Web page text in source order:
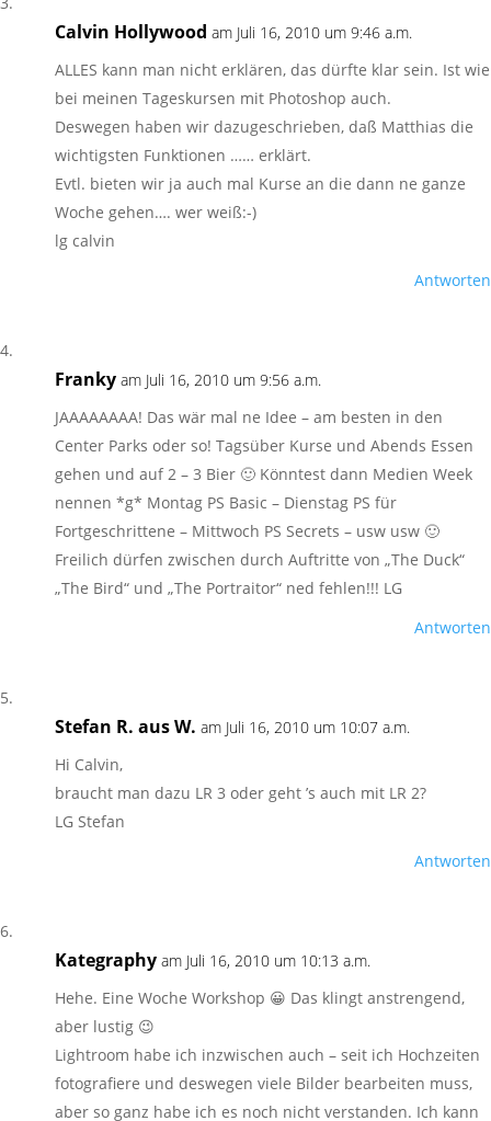
Calvin Hollywood am Juli 16, 2010 um 9:46 a.m.
ALLES kann man nicht erklären, das dürfte klar sein. Ist wie
bei meinen Tageskursen mit Photoshop auch.
Deswegen haben wir dazugeschrieben, daß Matthias die
wichtigsten Funktionen …… erklärt.
Evtl. bieten wir ja auch mal Kurse an die dann ne ganze
Woche gehen…. wer weiß:-)
lg calvin
Antworten
Franky am Juli 16, 2010 um 9:56 a.m.
JAAAAAAAA! Das wär mal ne Idee – am besten in den
Center Parks oder so! Tagsüber Kurse und Abends Essen
gehen und auf 2 – 3 Bier 🙂 Könntest dann Medien Week
nennen *g* Montag PS Basic – Dienstag PS für
Fortgeschrittene – Mittwoch PS Secrets – usw usw 🙂
Freilich dürfen zwischen durch Auftritte von „The Duck“
„The Bird“ und „The Portraitor“ ned fehlen!!! LG
Antworten
Stefan R. aus W. am Juli 16, 2010 um 10:07 a.m.
Hi Calvin,
braucht man dazu LR 3 oder geht ’s auch mit LR 2?
LG Stefan
Antworten
Kategraphy am Juli 16, 2010 um 10:13 a.m.
Hehe. Eine Woche Workshop 😀 Das klingt anstrengend,
aber lustig 😉
Lightroom habe ich inzwischen auch – seit ich Hochzeiten
fotografiere und deswegen viele Bilder bearbeiten muss,
aber so ganz habe ich es noch nicht verstanden. Ich kann